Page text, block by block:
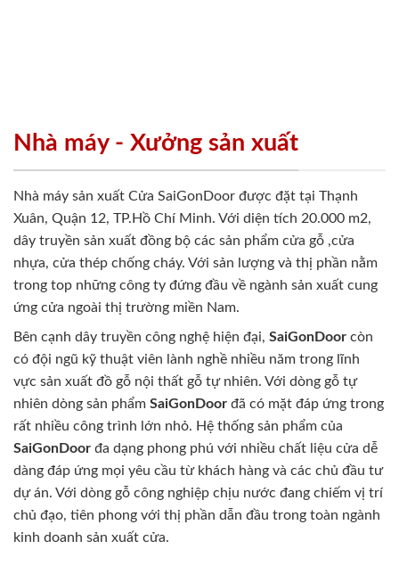
Nhà máy - Xưởng sản xuất
Nhà máy sản xuất Cửa SaiGonDoor được đặt tại Thạnh
Xuân, Quận 12, TP.Hồ Chí Minh. Với diện tích 20.000 m2,
dây truyền sản xuất đồng bộ các sản phẩm cửa gỗ ,cửa
nhựa, cửa thép chống cháy. Với sản lượng và thị phần nằm
trong top những công ty đứng đầu về ngành sản xuất cung
ứng cửa ngoài thị trường miền Nam.
Bên cạnh dây truyền công nghệ hiện đại, SaiGonDoor còn
có đội ngũ kỹ thuật viên lành nghề nhiều năm trong lĩnh
vực sản xuất đồ gỗ nội thất gỗ tự nhiên. Với dòng gỗ tự
nhiên dòng sản phẩm SaiGonDoor đã có mặt đáp ứng trong
rất nhiều công trình lớn nhỏ. Hệ thống sản phẩm của
SaiGonDoor đa dạng phong phú với nhiều chất liệu cửa dễ
dàng đáp ứng mọi yêu cầu từ khách hàng và các chủ đầu tư
dự án. Với dòng gỗ công nghiệp chịu nước đang chiếm vị trí
chủ đạo, tiên phong với thị phần dẫn đầu trong toàn ngành
kinh doanh sản xuất cửa.